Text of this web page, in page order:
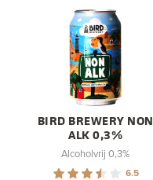
BIRD BREWERY NON
ALK 0,3%
Alcoholvrij 0,3%
6.5